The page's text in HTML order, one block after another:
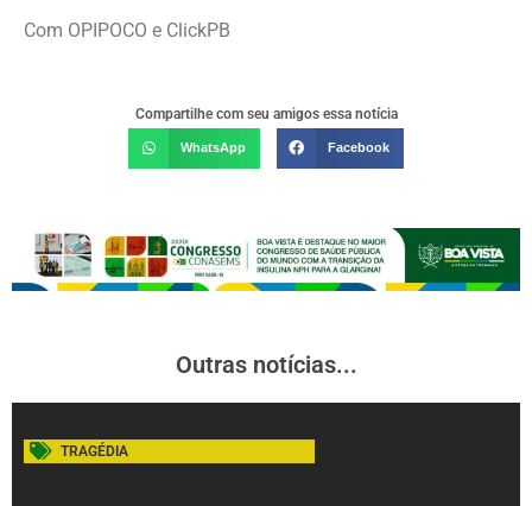
Com OPIPOCO e ClickPB
Compartilhe com seu amigos essa notícia
WhatsApp Facebook
Outras notícias...
TRAGÉDIA